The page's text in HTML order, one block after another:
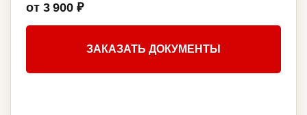
от 3 900 ₽
ЗАКАЗАТЬ ДОКУМЕНТЫ